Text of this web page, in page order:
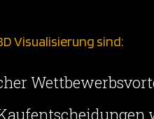
Visualisierung sind: